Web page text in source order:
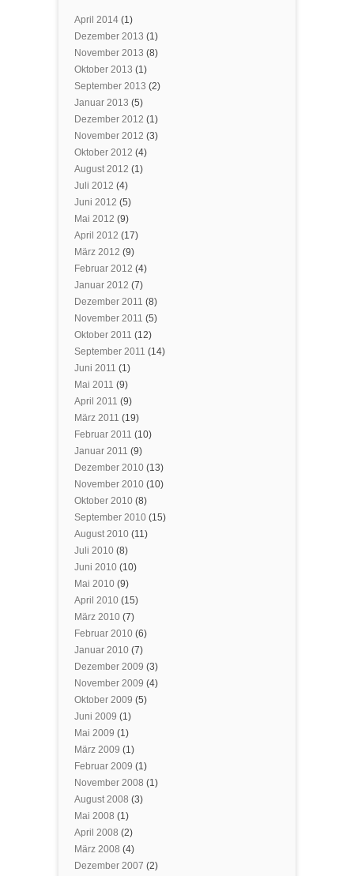
April 2014 (1)
Dezember 2013 (1)
November 2013 (8)
Oktober 2013 (1)
September 2013 (2)
Januar 2013 (5)
Dezember 2012 (1)
November 2012 (3)
Oktober 2012 (4)
August 2012 (1)
Juli 2012 (4)
Juni 2012 (5)
Mai 2012 (9)
April 2012 (17)
März 2012 (9)
Februar 2012 (4)
Januar 2012 (7)
Dezember 2011 (8)
November 2011 (5)
Oktober 2011 (12)
September 2011 (14)
Juni 2011 (1)
Mai 2011 (9)
April 2011 (9)
März 2011 (19)
Februar 2011 (10)
Januar 2011 (9)
Dezember 2010 (13)
November 2010 (10)
Oktober 2010 (8)
September 2010 (15)
August 2010 (11)
Juli 2010 (8)
Juni 2010 (10)
Mai 2010 (9)
April 2010 (15)
März 2010 (7)
Februar 2010 (6)
Januar 2010 (7)
Dezember 2009 (3)
November 2009 (4)
Oktober 2009 (5)
Juni 2009 (1)
Mai 2009 (1)
März 2009 (1)
Februar 2009 (1)
November 2008 (1)
August 2008 (3)
Mai 2008 (1)
April 2008 (2)
März 2008 (4)
Dezember 2007 (2)